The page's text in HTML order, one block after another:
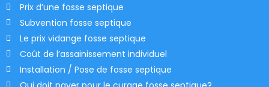
Prix d’une fosse septique
Subvention fosse septique
Le prix vidange fosse septique
Coût de l’assainissement individuel
Installation / Pose de fosse septique